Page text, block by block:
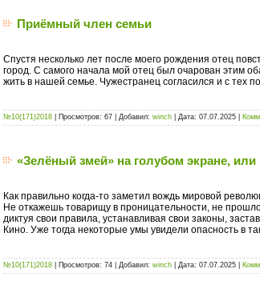
Приёмный член семьи
Спустя несколько лет после моего рождения отец
город. С самого начала мой отец был очарован этим
жить в нашей семье. Чужестранец согласился и с тех
№10(171)2018 Просмотров: 67 Добавил: winch Дата: 07.07.2025
«Зелёный змей» на голубом экране,
Как правильно когда-то заметил вождь мировой
Не откажешь товарищу в проницательности, не
диктуя свои правила, устанавливая свои законы,
Кино. Уже тогда некоторые умы увидели опасность в
№10(171)2018 Просмотров: 74 Добавил: winch Дата: 07.07.2025